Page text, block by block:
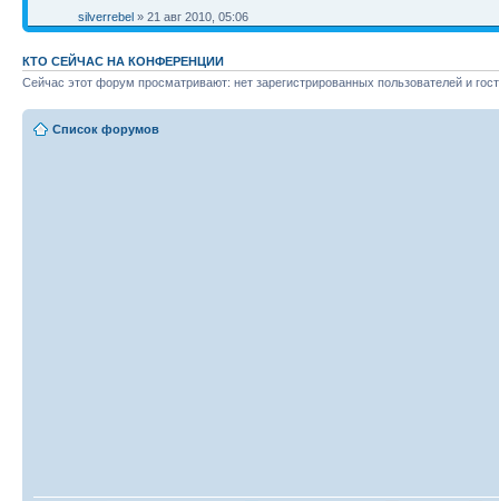
silverrebel » 21 авг 2010, 05:06
КТО СЕЙЧАС НА КОНФЕРЕНЦИИ
Сейчас этот форум просматривают: нет зарегистрированных пользователей и
Список форумов